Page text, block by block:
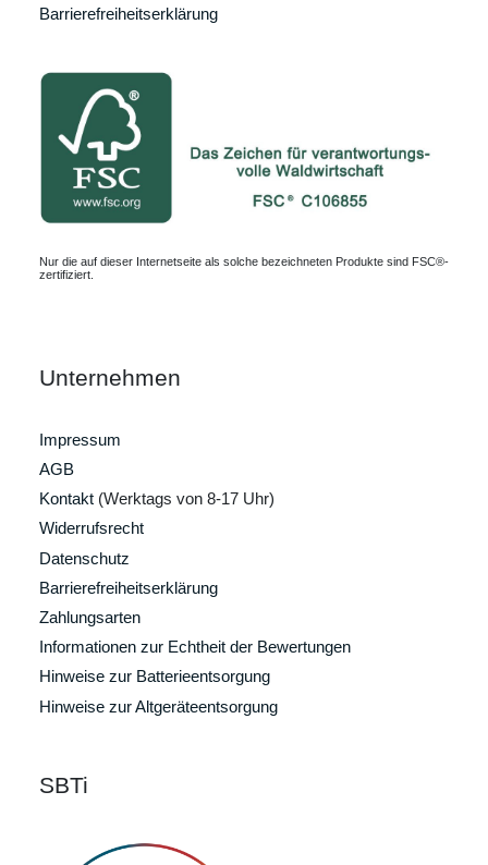
Barrierefreiheitserklärung
Nur die auf dieser Internetseite als solche bezeichneten Produkte sind FSC®-
zertifiziert.
Unternehmen
Impressum
AGB
Kontakt (Werktags von 8-17 Uhr)
Widerrufsrecht
Datenschutz
Barrierefreiheitserklärung
Zahlungsarten
Informationen zur Echtheit der Bewertungen
Hinweise zur Batterieentsorgung
Hinweise zur Altgeräteentsorgung
SBTi